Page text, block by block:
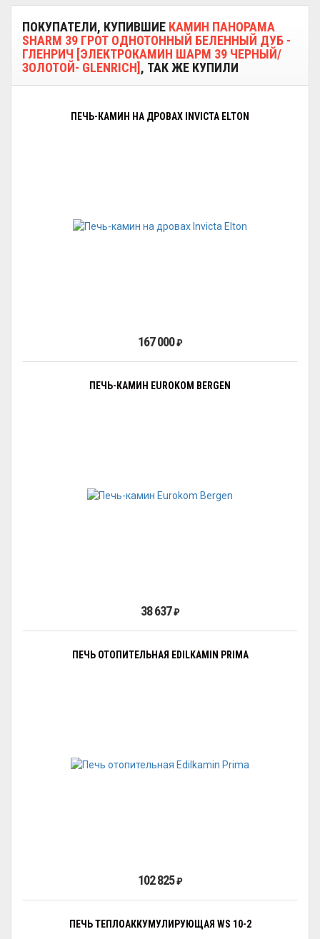
ПОКУПАТЕЛИ, КУПИВШИЕ КАМИН ПАНОРАМА
SHARM 39 ГРОТ ОДНОТОННЫЙ БЕЛЕННЫЙ ДУБ -
ГЛЕНРИЧ [ЭЛЕКТРОКАМИН ШАРМ 39 ЧЕРНЫЙ/
ЗОЛОТОЙ- GLENRICH] , ТАК ЖЕ КУПИЛИ
ПЕЧЬ-КАМИН НА ДРОВАХ INVICTA ELTON
167 000₽
ПЕЧЬ-КАМИН EUROKOM BERGEN
38 637₽
ПЕЧЬ ОТОПИТЕЛЬНАЯ EDILKAMIN PRIMA
102 825₽
ПЕЧЬ ТЕПЛОАККУМУЛИРУЮЩАЯ WS 10-2